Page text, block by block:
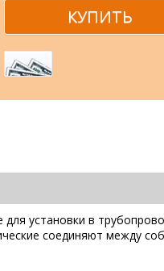
установки в
соединяют между